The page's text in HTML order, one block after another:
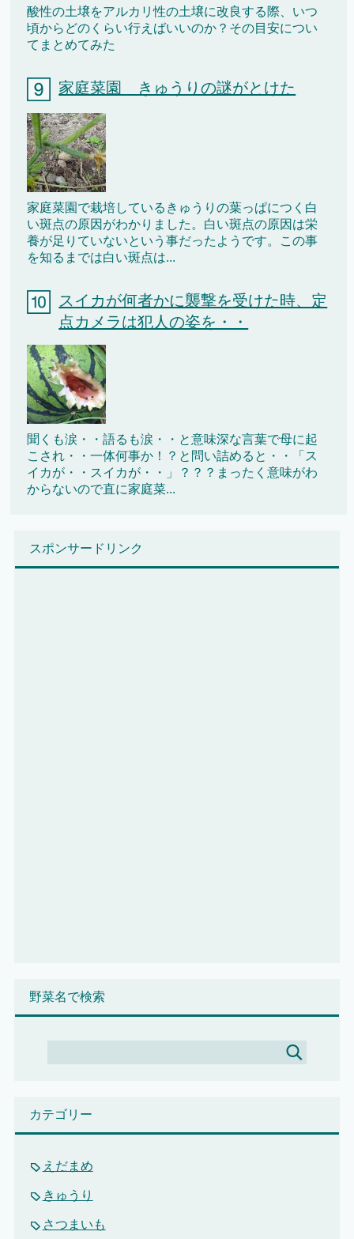
酸性の土壌をアルカリ性の土壌に改良する際、いつ
頃からどのくらい行えばいいのか？その目安につい
てまとめてみた
家庭菜園 きゅうりの謎がとけた
家庭菜園で栽培しているきゅうりの葉っぱにつく白
い斑点の原因がわかりました。白い斑点の原因は栄
養が足りていないという事だったようです。この事
を知るまでは白い斑点は...
スイカが何者かに襲撃を受けた時、定
点カメラは犯人の姿を・・
聞くも涙・・語るも涙・・と意味深な言葉で母に起
こされ・・一体何事か！？と問い詰めると・・「ス
イカが・・スイカが・・」？？？まったく意味がわ
からないので直に家庭菜...
スポンサードリンク
野菜名で検索
カテゴリー
えだまめ
きゅうり
さつまいも